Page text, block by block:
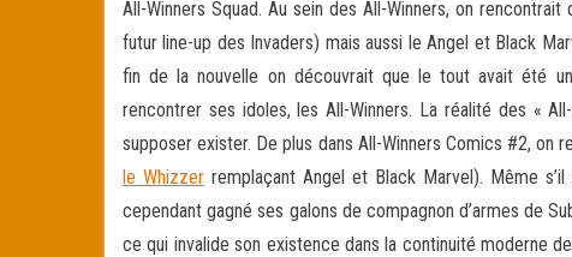
All-Winners Squad. Au sein des All-Winners, on
futur line-up des Invaders) mais aussi le Angel et Black
fin de la nouvelle on découvrait que le tout avait été
rencontrer ses idoles, les All-Winners. La réalité des «
supposer exister. De plus dans All-Winners Comics #2,
le Whizzerremplaçant Angel et Black Marvel). Même
cependant gagné ses galons de compagnon d’armes de
ce qui invalide son existence dans la continuité moderne